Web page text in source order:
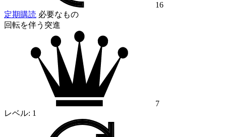
16
定期購読 必要なもの
回転を伴う突進
7
レベル: 1